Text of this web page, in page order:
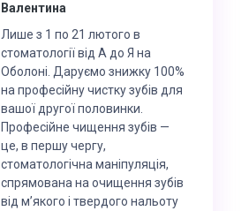
Валентина
Лише з 1 по 21 лютого в
стоматології від А до Я на
Оболоні. Даруємо знижку 100%
на професійну чистку зубів для
вашої другої половинки.
Професійне чищення зубів —
це, в першу чергу,
стоматологічна маніпуляція,
спрямована на очищення зубів
від м’якого і твердого нальоту